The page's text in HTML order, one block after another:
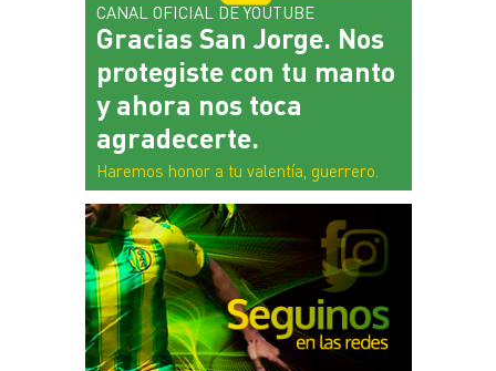
CANAL OFICIAL DE YOUTUBE
Gracias San Jorge. Nos
protegiste con tu manto
y ahora nos toca
agradecerte.
Haremos honor a tu valentía, guerrero.